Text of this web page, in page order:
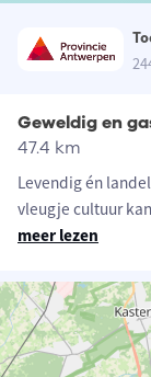
Geweldig en
47.4 km
Levendig én
vleugje cultuur
meer lezen